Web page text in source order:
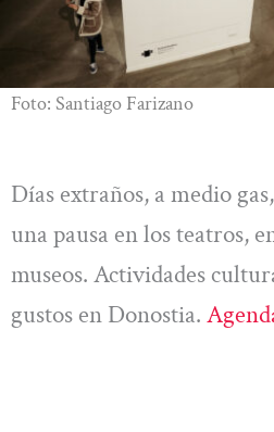
Foto: Santiago Farizano
Días extraños, a medio
una pausa en los teatros,
museos. Actividades
gustos en Donostia.